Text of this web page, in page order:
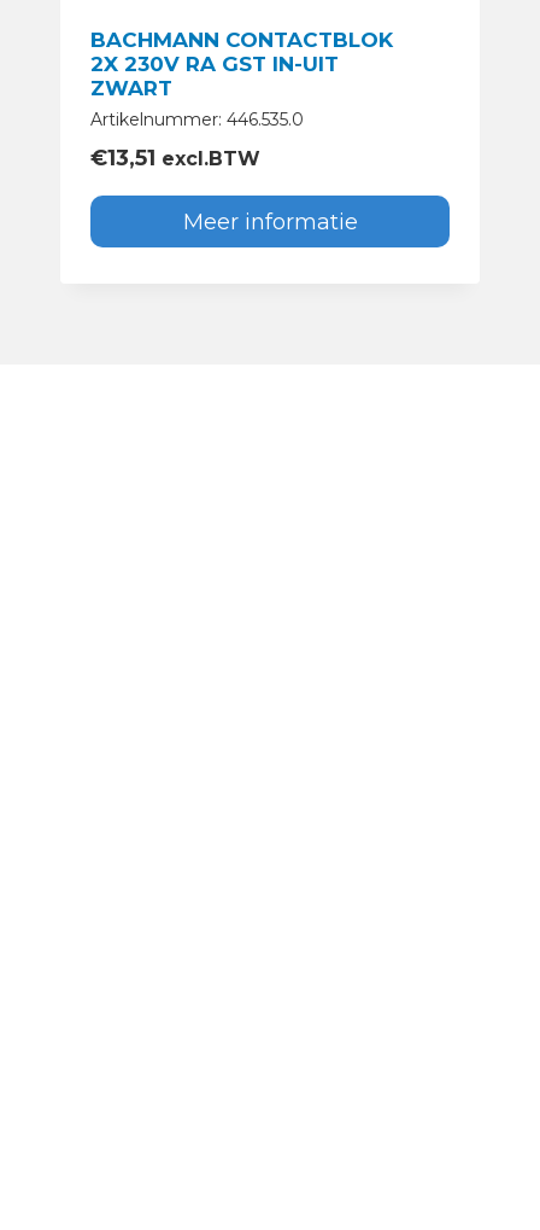
BACHMANN CONTACTBLOK
2X 230V RA GST IN-UIT
ZWART
Artikelnummer: 446.535.0
€13,51 excl.BTW
Meer informatie